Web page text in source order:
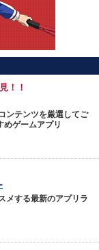
！！
ンテンツを厳選してご
めゲームアプリ
メする最新のアプリラ